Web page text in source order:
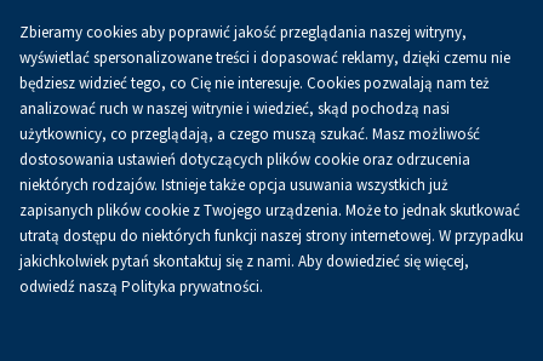
0.00 złKoszykPL
Strona główna O firmie Aktualności
Aktualności
Zbieramy cookies aby poprawić jakość przeglądania naszej witryny,
wyświetlać spersonalizowane treści i dopasować reklamy, dzięki czemu nie
będziesz widzieć tego, co Cię nie interesuje. Cookies pozwalają nam też
analizować ruch w naszej witrynie i wiedzieć, skąd pochodzą nasi
użytkownicy, co przeglądają, a czego muszą szukać. Masz możliwość
dostosowania ustawień dotyczących plików cookie oraz odrzucenia
niektórych rodzajów. Istnieje także opcja usuwania wszystkich już
zapisanych plików cookie z Twojego urządzenia. Może to jednak skutkować
utratą dostępu do niektórych funkcji naszej strony internetowej. W przypadku
jakichkolwiek pytań skontaktuj się z nami. Aby dowiedzieć się więcej,
odwiedź naszą Polityka prywatności.